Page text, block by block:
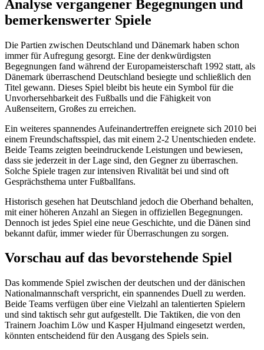
Analyse vergangener Begegnungen und
bemerkenswerter Spiele
Die Partien zwischen Deutschland und Dänemark haben schon
immer für Aufregung gesorgt. Eine der denkwürdigsten
Begegnungen fand während der Europameisterschaft 1992 statt, als
Dänemark überraschend Deutschland besiegte und schließlich den
Titel gewann. Dieses Spiel bleibt bis heute ein Symbol für die
Unvorhersehbarkeit des Fußballs und die Fähigkeit von
Außenseitern, Großes zu erreichen.
Ein weiteres spannendes Aufeinandertreffen ereignete sich 2010 bei
einem Freundschaftsspiel, das mit einem 2-2 Unentschieden endete.
Beide Teams zeigten beeindruckende Leistungen und bewiesen,
dass sie jederzeit in der Lage sind, den Gegner zu überraschen.
Solche Spiele tragen zur intensiven Rivalität bei und sind oft
Gesprächsthema unter Fußballfans.
Historisch gesehen hat Deutschland jedoch die Oberhand behalten,
mit einer höheren Anzahl an Siegen in offiziellen Begegnungen.
Dennoch ist jedes Spiel eine neue Geschichte, und die Dänen sind
bekannt dafür, immer wieder für Überraschungen zu sorgen.
Vorschau auf das bevorstehende Spiel
Das kommende Spiel zwischen der deutschen und der dänischen
Nationalmannschaft verspricht, ein spannendes Duell zu werden.
Beide Teams verfügen über eine Vielzahl an talentierten Spielern
und sind taktisch sehr gut aufgestellt. Die Taktiken, die von den
Trainern Joachim Löw und Kasper Hjulmand eingesetzt werden,
könnten entscheidend für den Ausgang des Spiels sein.